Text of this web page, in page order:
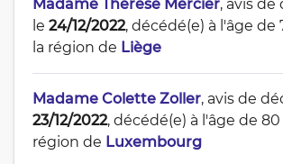
Madame Thérèse Mercier, avis de
le 24/12/2022, décédé(e) à l'âge de
la région de Liège
Madame Colette Zoller, avis de
23/12/2022, décédé(e) à l'âge de
région de Luxembourg